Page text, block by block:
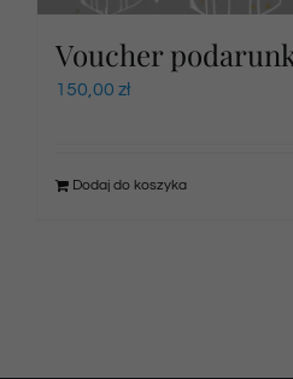
Voucher
150,00 zł
Dodaj do koszyka